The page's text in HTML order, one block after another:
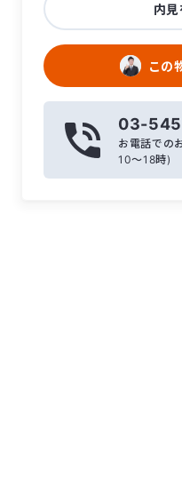
内
この
03-
お電話での
10〜18時)